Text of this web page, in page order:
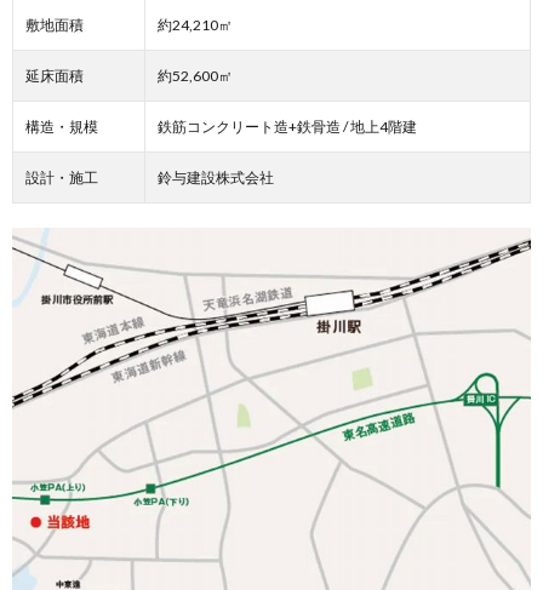
敷地面積 約24,210㎡
延床面積 約52,600㎡
構造・規模 鉄筋コンクリート造+鉄骨造 / 地上4階建
設計・施工 鈴与建設株式会社